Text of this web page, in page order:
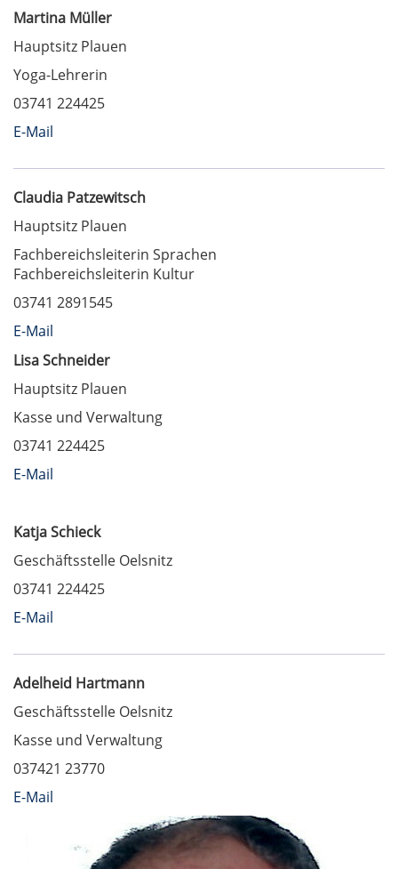
Martina Müller
Hauptsitz Plauen
Yoga-Lehrerin
03741 224425
E-Mail
Claudia Patzewitsch
Hauptsitz Plauen
Fachbereichsleiterin Sprachen
Fachbereichsleiterin Kultur
03741 2891545
E-Mail
Lisa Schneider
Hauptsitz Plauen
Kasse und Verwaltung
03741 224425
E-Mail
Katja Schieck
Geschäftsstelle Oelsnitz
03741 224425
E-Mail
Adelheid Hartmann
Geschäftsstelle Oelsnitz
Kasse und Verwaltung
037421 23770
E-Mail